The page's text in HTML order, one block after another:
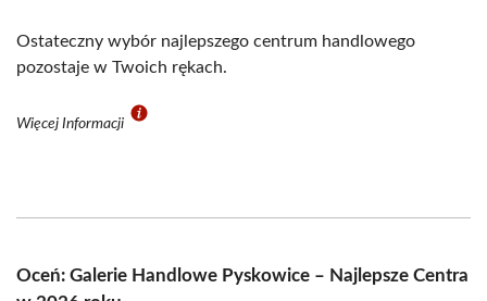
Ostateczny wybór najlepszego centrum handlowego
pozostaje w Twoich rękach.
Więcej Informacji
Oceń: Galerie Handlowe Pyskowice – Najlepsze Centra